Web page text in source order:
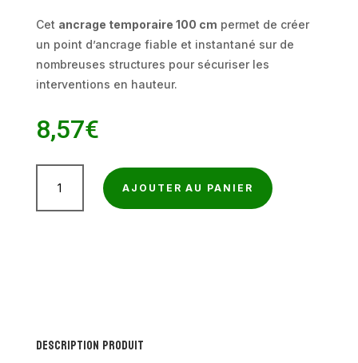
Cet ancrage temporaire 100 cm permet de créer
un point d’ancrage fiable et instantané sur de
nombreuses structures pour sécuriser les
interventions en hauteur.
8,57€
d’ancrage
AJOUTER AU PANIER
Description produit